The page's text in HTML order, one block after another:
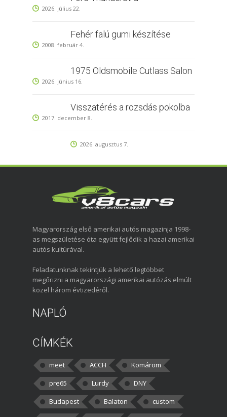
2026. július 22.
Fehér falú gumi készítése
2008. február 4.
1975 Oldsmobile Cutlass Salon
2026. június 16.
Visszatérés a rozsdás pokolba
2017. december 8.
2026. augusztus 7.
Magyarország első amerikai autós magazinja 1998-
as megszületése óta együtt fejlődik a hazai amerikai
autós kultúrával.
Feladatunknak tekintjük a lehető legtöbbet
megőrizni a magyarországi amerikai autózás elmúlt
közel három évtizedéről.
NAPLÓ
CÍMKÉK
meet ACCH
Komárom
pre65
Lurdy
DNY
Budapest
Balaton
custom